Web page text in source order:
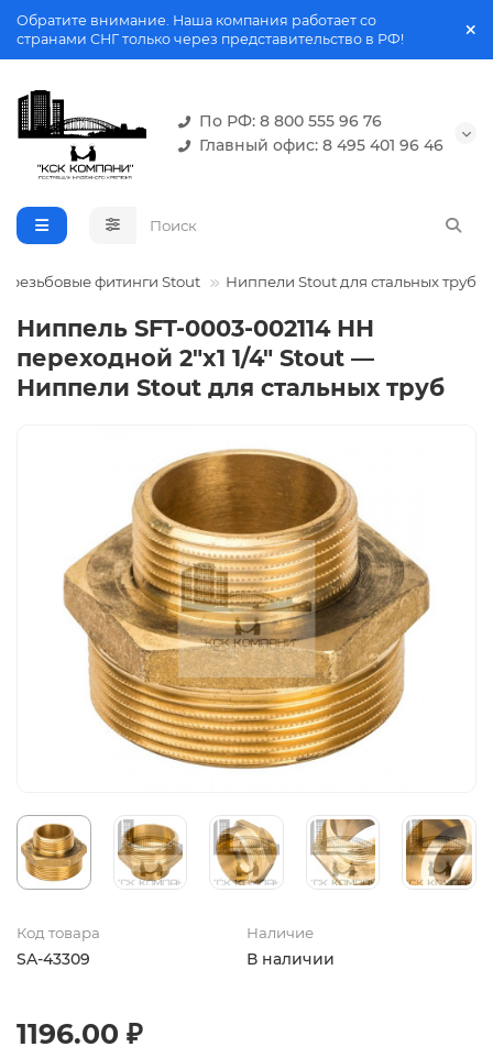
Обратите внимание. Наша компания работает со
странами СНГ только через представительство в РФ!
По РФ: 8 800 555 96 76
Главный офис: 8 495 401 96 46
резьбовые фитинги Stout Ниппели Stout для стальных труб
Ниппель SFT-0003-002114 НН
переходной 2"x1 1/4" Stout —
Ниппели Stout для стальных труб
Код товара
SA-43309
Наличие
В наличии
1196.00 ₽